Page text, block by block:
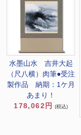
水墨山水 吉井大起
（尺八横）肉筆●受注
製作品 納期：1ケ月
あまり！
178,062円
(税込)